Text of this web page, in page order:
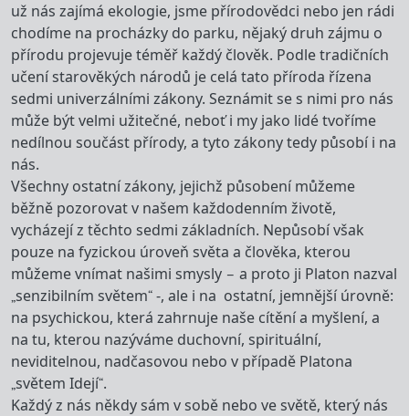
už nás zajímá ekologie, jsme přírodovědci nebo jen rádi
chodíme na procházky do parku, nějaký druh zájmu o
přírodu projevuje téměř každý člověk. Podle tradičních
učení starověkých národů je celá tato příroda řízena
sedmi univerzálními zákony. Seznámit se s nimi pro nás
může být velmi užitečné, neboť i my jako lidé tvoříme
nedílnou součást přírody, a tyto zákony tedy působí i na
nás.
Všechny ostatní zákony, jejichž působení můžeme
běžně pozorovat v našem každodenním životě,
vycházejí z těchto sedmi základních. Nepůsobí však
pouze na fyzickou úroveň světa a člověka, kterou
můžeme vnímat našimi smysly – a proto ji Platon nazval
„senzibilním světem“ -, ale i na ostatní, jemnější úrovně:
na psychickou, která zahrnuje naše cítění a myšlení, a
na tu, kterou nazýváme duchovní, spirituální,
neviditelnou, nadčasovou nebo v případě Platona
„světem Idejí“.
Každý z nás někdy sám v sobě nebo ve světě, který nás